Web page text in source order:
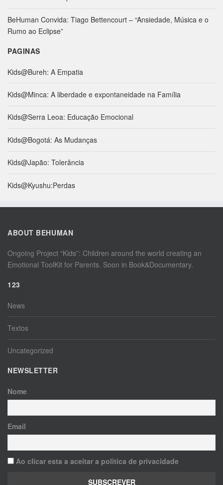
:BeHuman Convida: Tiago Bettencourt – “Ansiedade, Música e o
Rumo ao Eclipse”
PAGINAS
Kids@Bureh: A Empatia
Kids@Minca: A liberdade e expontaneidade na Família
Kids@Serra Leoa: Educação Emocional
Kids@Bogotá: As Mudanças
Kids@Japão: Tolerância
Kids@Kyushu:Perdas
ABOUT BEHUMAN
Ongoing Project “Kids”: Children around the world creating an
Emotional ToolKit for Parents. Soon in Book&Documentary.
123
News
Textos
Uncategorized
NEWSLETTER
Nome
Email
Ao clicar esta a aceitar a politica de privacidade